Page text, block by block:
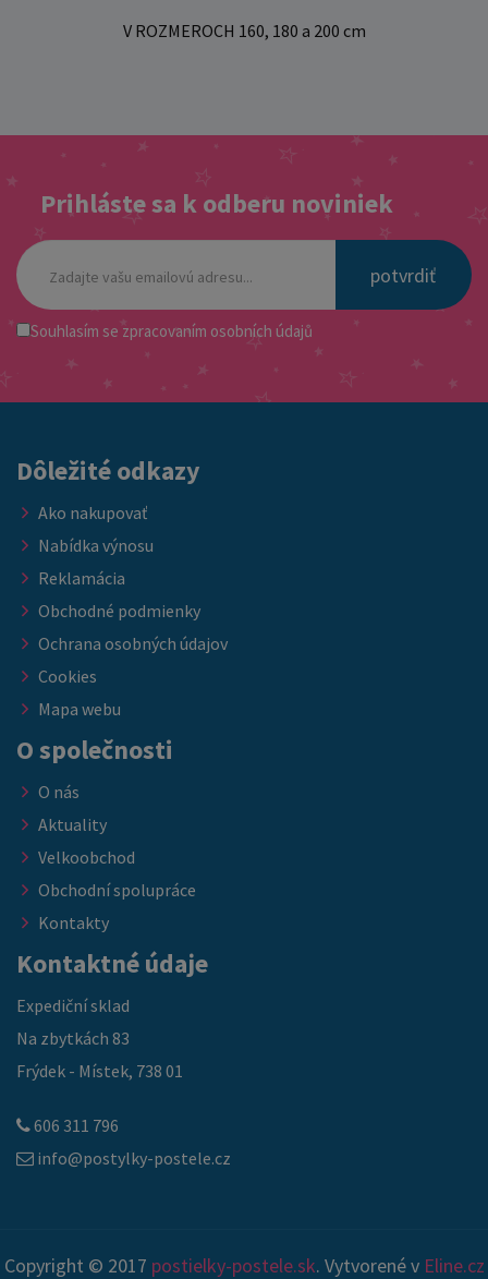
V ROZMEROCH 160, 180 a 200 cm
Prihláste sa k odberu noviniek
potvrdiť
Souhlasím se zpracovaním osobních údajů
Dôležité odkazy
Ako nakupovať
Nabídka výnosu
Reklamácia
Obchodné podmienky
Ochrana osobných údajov
Cookies
Mapa webu
O společnosti
O nás
Aktuality
Velkoobchod
Obchodní spolupráce
Kontakty
Kontaktné údaje
Expediční sklad
Na zbytkách 83
Frýdek - Místek, 738 01
606 311 796
info@postylky-postele.cz
Copyright © 2017 postielky-postele.sk. Vytvorené v Eline.cz